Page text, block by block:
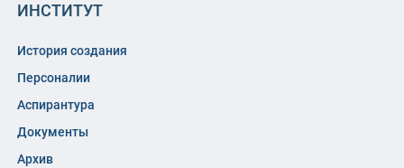
ИНСТИТУТ
История создания
Персоналии
Аспирантура
Документы
Архив